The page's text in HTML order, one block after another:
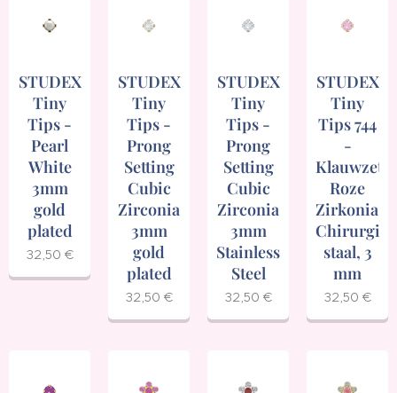
STUDEX
Tiny
Tips -
Pearl
White
3mm
gold
plated
32,50 €
STUDEX
Tiny
Tips -
Prong
Setting
Cubic
Zirconia
3mm
gold
plated
32,50 €
STUDEX
Tiny
Tips -
Prong
Setting
Cubic
Zirconia
3mm
Stainless
Steel
32,50 €
STUDEX
Tiny
Tips 744
-
Roze
Zirkonia,
staal, 3
mm
32,50 €